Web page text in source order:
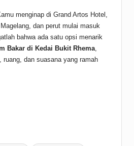
menginap di Grand Artos Hotel,
dan perut mulai masuk
bahwa ada satu opsi menarik
Bakar di Kedai Bukit Rhema,
ruang, dan suasana yang ramah